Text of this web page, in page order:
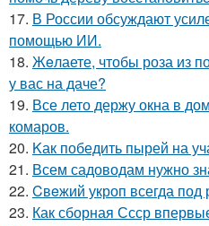
17. В России обсуждают
помощью ИИ.
18. Жeлаете, чтобы роза из
у вас на даче?
19. Все лето держу окна в
комаров.
20. Kак победить пырей на
21. Всем садоводам нужно
22. Cвeжий укроп всегда под
23. Как сборная Ссср